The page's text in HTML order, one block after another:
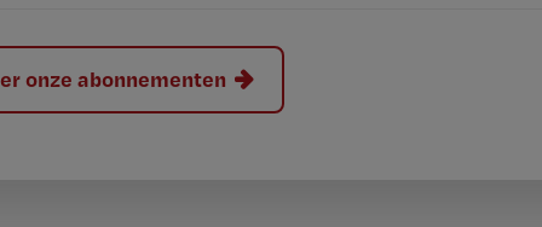
onze abonnementen